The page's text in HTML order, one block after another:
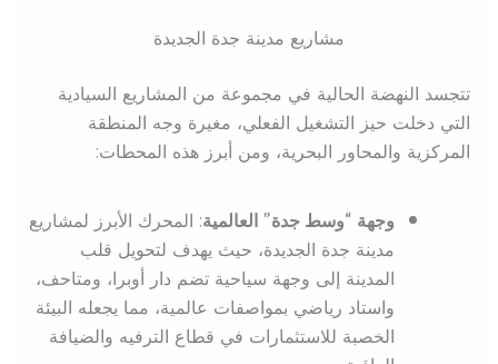
مشاريع مدينة جدة الجديدة
تتجسد النهضة الحالية في مجموعة من المشاريع السيادية
التي دخلت حيز التشغيل الفعلي، مغيرة وجه المنطقة
المركزية والمحاور البحرية، ومن أبرز هذه المحطات:
وجهة “وسط جدة” العالمية: المحرك الأبرز لمشاريع
مدينة جدة الجديدة، حيث يهدف لتحويل قلب
المدينة إلى وجهة سياحية تضم دار أوبرا، ومتاحف،
واستاد رياضي بمواصفات عالمية، مما يجعله البيئة
الخصبة للاستثمارات في قطاع الترفيه والضيافة